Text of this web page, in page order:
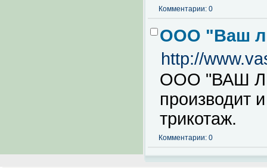
Комментарии: 0
ООО "Ваш
http://
ООО "ВАШ
производит
трикотаж.
Комментарии: 0